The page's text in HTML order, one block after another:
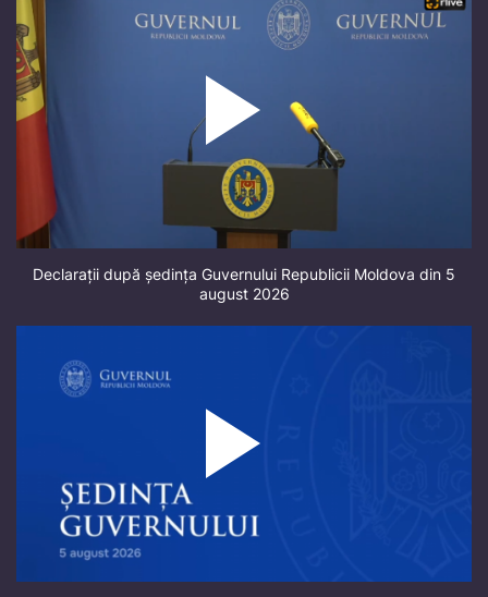
Declarații după ședința Guvernului Republicii Moldova din 5
august 2026